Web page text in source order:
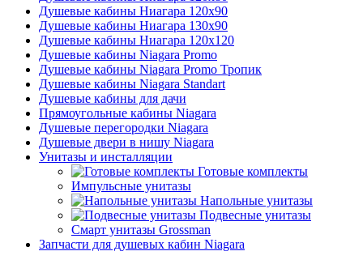
Душевые кабины Ниагара 120x90
Душевые кабины Ниагара 130x90
Душевые кабины Ниагара 120x120
Душевые кабины Niagara Promo
Душевые кабины Niagara Promo Тропик
Душевые кабины Niagara Standart
Душевые кабины для дачи
Прямоугольные кабины Niagara
Душевые перегородки Niagara
Душевые двери в нишу Niagara
Унитазы и инсталляции
Готовые комплекты
Импульсные унитазы
Напольные унитазы
Подвесные унитазы
Смарт унитазы Grossman
Запчасти для душевых кабин Niagara